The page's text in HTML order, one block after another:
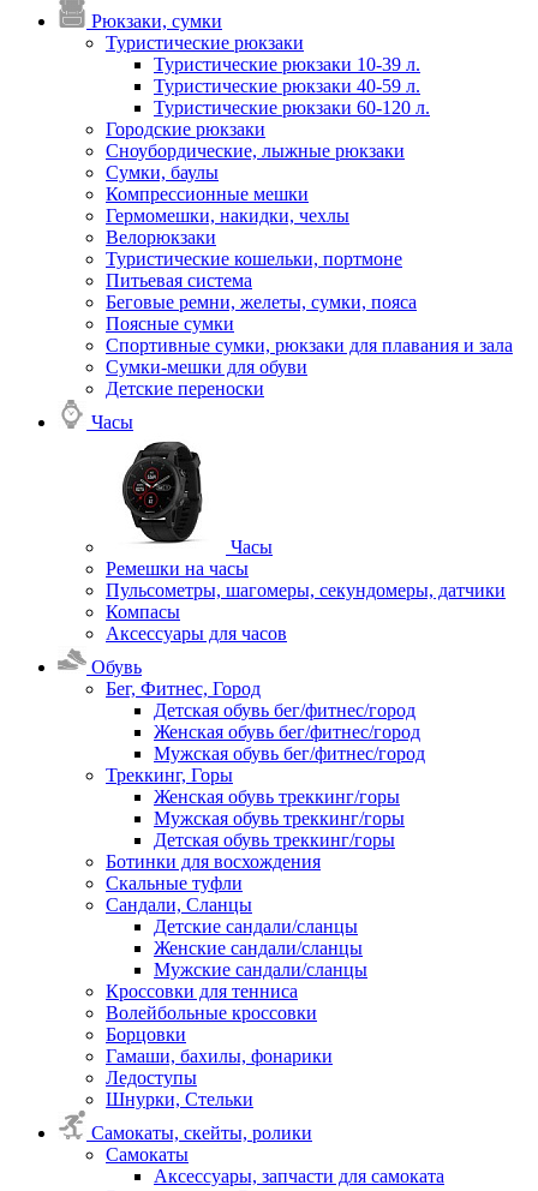
Рюкзаки, сумки
Туристические рюкзаки
Туристические рюкзаки 10-39 л.
Туристические рюкзаки 40-59 л.
Туристические рюкзаки 60-120 л.
Городские рюкзаки
Сноубордические, лыжные рюкзаки
Сумки, баулы
Компрессионные мешки
Гермомешки, накидки, чехлы
Велорюкзаки
Туристические кошельки, портмоне
Питьевая система
Беговые ремни, желеты, сумки, пояса
Поясные сумки
Спортивные сумки, рюкзаки для плавания и зала
Сумки-мешки для обуви
Детские переноски
Часы
Часы
Ремешки на часы
Пульсометры, шагомеры, секундомеры, датчики
Компасы
Аксессуары для часов
Обувь
Бег, Фитнес, Город
Детская обувь бег/фитнес/город
Женская обувь бег/фитнес/город
Мужская обувь бег/фитнес/город
Треккинг, Горы
Женская обувь треккинг/горы
Мужская обувь треккинг/горы
Детская обувь треккинг/горы
Ботинки для восхождения
Скальные туфли
Сандали, Сланцы
Детские сандали/сланцы
Женские сандали/сланцы
Мужские сандали/сланцы
Кроссовки для тенниса
Волейбольные кроссовки
Борцовки
Гамаши, бахилы, фонарики
Ледоступы
Шнурки, Стельки
Самокаты, скейты, ролики
Самокаты
Аксессуары, запчасти для самоката